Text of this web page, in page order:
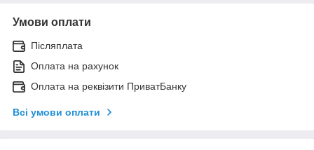
Умови оплати
Післяплата
Оплата на рахунок
Оплата на реквізити ПриватБанку
Всі умови оплати